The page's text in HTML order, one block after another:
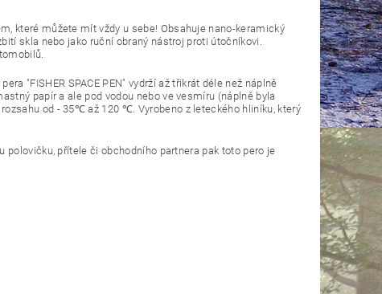
které můžete mít vždy u sebe! Obsahuje nano-keramický
skla nebo jako ruční obraný nástroj proti útočníkovi.
"FISHER SPACE PEN" vydrží až třikrát déle než náplně
papír a ale pod vodou nebo ve vesmíru (náplně byla
od - 35℃ až 120 ℃. Vyrobeno z leteckého hliníku, který
polovičku, přítele či obchodního partnera pak toto pero je